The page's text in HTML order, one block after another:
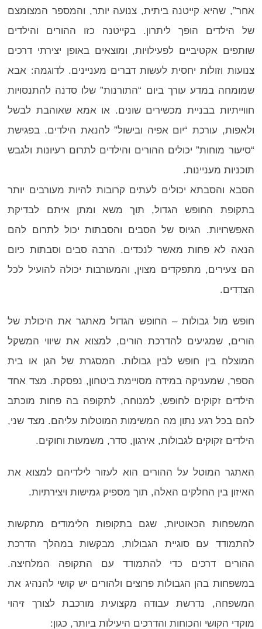
אחר”, שהיא קייטנה ביתית, צנועה יותר, והמספר המצומצם
של הילדים הופך ליתרון. בקייטנה כזו ההורים והילדים
שותפים אקטיביים לפעילויות, ומוצאים באופן יצירתי דרכים
צנועות וזולות יחסית לעשות דברים מעניינים. לדוגמה: אבא
שמומחה במדע עורך ביום “התורנות” שלו סדנה להתנסויות
חווייתיות בבניית מכשירים שונים. או אמא שאוהבת לבשל
ולאפות, עורכת “יום אפיה ובישול” להנאת הילדים. בפגישת
“סיעור מוחות” יכולים ההורים והילדים לתרום רעיונות ולגבש
תוכניות מעניינות.
הסבא והסבתא יכולים לעתים קרובות להיות מעורבים יותר
בתקופת החופש הגדול, תוך משא ומתן איתם לבדיקת
האפשרויות. הגיוס של הסבים והסבתות יכול לתרום להם
הנאה לא פחות מאשר לנכדים. הרבה סבים וסבתות כיום
הם צעירים, מתפקדים מצוין, והמעורבות יכולה להועיל לכל
הצדדים.
חופש מול גבולות – החופש הגדול מאתגר את היכולת של
הורים, שמגיעים להדרכת הורים, למצוא את שיווי המשקל
המוצלח בין חופש לבין גבולות. המסגרת של הגן או בית
הספר, שמעניקה במידה מסויימת ביטחון, נפסקת. מצד אחד
הילדים זקוקים לחופש, למנוחה, לתקופה בה פחות מוכתב
להם בכל רגע נתון מה המשימות המוטלות עליהם. מצד שני,
הילדים זקוקים לגבולות, אירגון, סדר, משמעות וחוקים.
האתגר המוטל על ההורים הוא לעזור לילדיהם למצוא את
האיזון בין החלקים האלה, תוך מספיק גמישות ויצירתיות.
המשפחות הכאוטיות, שגם בתקופות הלימודים מתקשות
להתמודד עם סוגיית הגבולות, מבקשות במהלך הדרכת
ההורים דרכים כדי להתמודד עם התקופה המלחיצה.
במשפחות בהן הגבולות פרוצים ולהורים יש קושי להנהיג את
המשפחה, נדרשת עבודה מקצועית מורכבת לצורך זיהוי
מוקדי הקושי והכוחות והדרכים היעילות ביותר, כגון: